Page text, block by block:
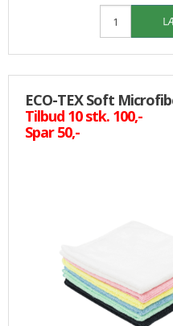
ECO-TEX Soft
Tilbud 10 stk. 100,-
Spar 50,-